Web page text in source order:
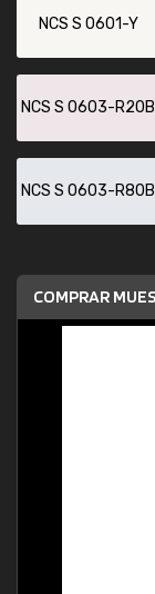
NCS S 0601-Y
NCS S 0603-R20B
NCS S 0603-R80B
COMPRAR